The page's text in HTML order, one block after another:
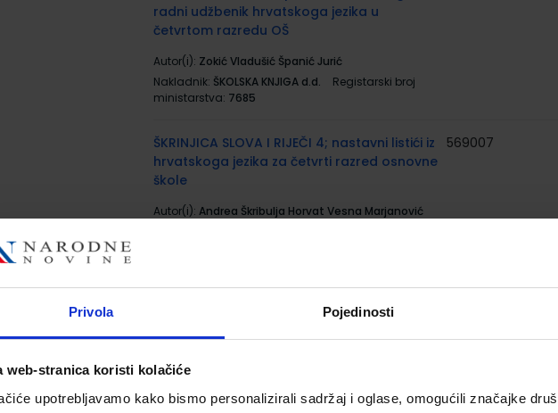
Privola Pojedinosti
web-stranica koristi kolačiće
upotrebljavamo kako bismo personalizirali sadržaj i oglase, omogućili značajke
radni udžbenik hrvatskoga jezika u
četvrtom razredu OŠ
Autor(i): Zokić Vladušić Španić Jurić
Nakladnik: ŠKOLSKA KNJIGA d.d.
Registarski broj
ministarstva: 7685
ŠKRINJICA SLOVA I RIJEČI 4; nastavni listići iz
hrvatskoga jezika za četvrti razred osnovne
škole
Autor(i): Andrea Škribulja Horvat Vesna Marjanović
569007
SVIJET RIJEČI 4; nastavni listići za hrvatski
Nakladnik:
ministarstva:7685-DOM